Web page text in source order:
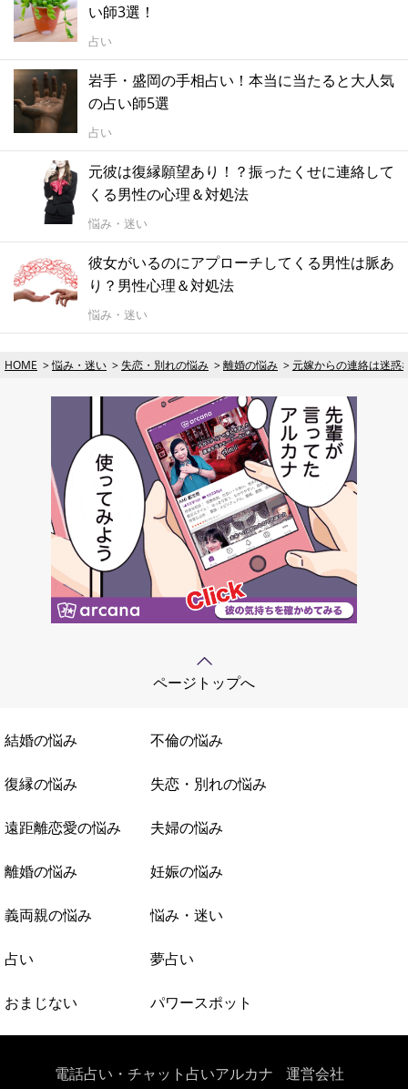
い師3選！
占い
岩手・盛岡の手相占い！本当に当たると大人気
の占い師5選
占い
元彼は復縁願望あり！？振ったくせに連絡して
くる男性の心理＆対処法
悩み・迷い
彼女がいるのにアプローチしてくる男性は脈あ
り？男性心理＆対処法
悩み・迷い
HOME 悩み・迷い 失恋・別れの悩み 離婚の悩み 元嫁からの連絡は迷惑
ページトップへ
結婚の悩み 不倫の悩み
復縁の悩み 失恋・別れの悩み
遠距離恋愛の悩み 夫婦の悩み
離婚の悩み 妊娠の悩み
義両親の悩み 悩み・迷い
占い 夢占い
おまじない パワースポット
電話占い・チャット占いアルカナ 運営会社